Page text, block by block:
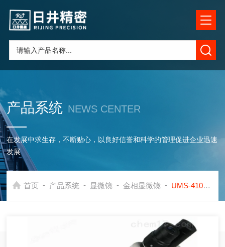
产品系统 NEWS CENTER
在发展中求生存，不断贴心，以良好信誉和科学的管理促进企业迅速
发展
首页 - 产品系统 - 显微镜 - 金相显微镜 - UMS-410正置金相显微镜